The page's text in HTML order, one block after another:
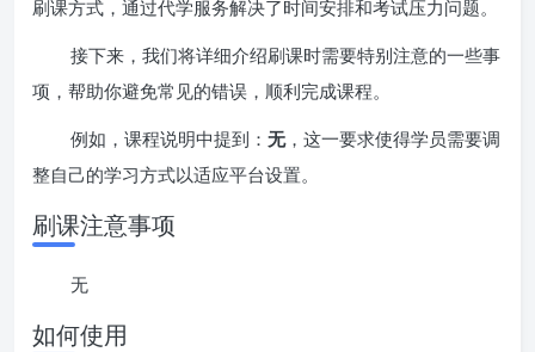
刷课方式，通过代学服务解决了时间安排和考试压力问题。
接下来，我们将详细介绍刷课时需要特别注意的一些事
项，帮助你避免常见的错误，顺利完成课程。
例如，课程说明中提到： 无，这一要求使得学员需要调
整自己的学习方式以适应平台设置。
刷课注意事项
无
如何使用